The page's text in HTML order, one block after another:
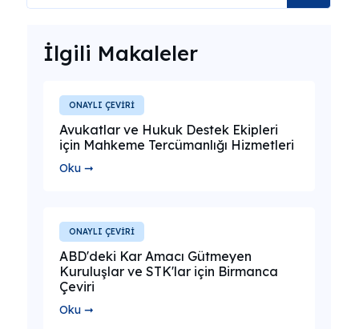
İlgili Makaleler
ONAYLI ÇEVİRİ
Avukatlar ve Hukuk Destek Ekipleri
için Mahkeme Tercümanlığı Hizmetleri
Oku ➞
ONAYLI ÇEVİRİ
ABD'deki Kar Amacı Gütmeyen
Kuruluşlar ve STK'lar için Birmanca
Çeviri
Oku ➞